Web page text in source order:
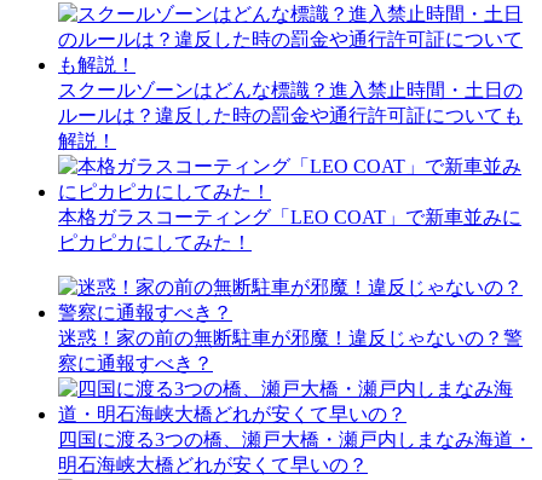
スクールゾーンはどんな標識？進入禁止時間・土日の
ルールは？違反した時の罰金や通行許可証についても
解説！
本格ガラスコーティング「LEO COAT」で新車並みに
ピカピカにしてみた！
迷惑！家の前の無断駐車が邪魔！違反じゃないの？警
察に通報すべき？
四国に渡る3つの橋、瀬戸大橋・瀬戸内しまなみ海道・
明石海峡大橋どれが安くて早いの？